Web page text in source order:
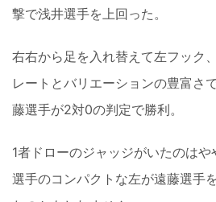
撃で浅井選手を上回った。
右右から足を入れ替えて左フック
レートとバリエーションの豊富さ
藤選手が2対0の判定で勝利。
1者ドローのジャッジがいたのは
選手のコンパクトな左が遠藤選手